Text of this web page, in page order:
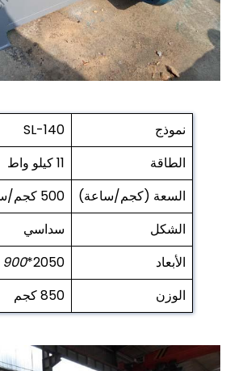
نموذج
SL-140
الطاقة
11 كيلو واط
السعة (كجم/ساعة)
500 كجم/ساعة، 2 مجموعات
الشكل
سداسي
الأبعاد
2050*
900
الوزن
850 كجم